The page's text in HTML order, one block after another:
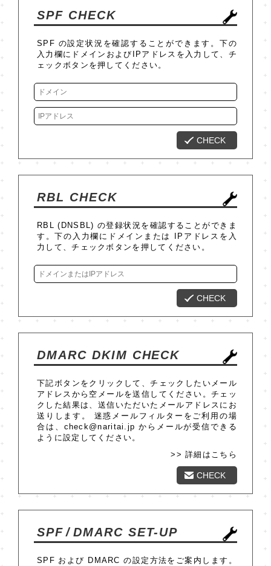
SPF CHECK
SPF の設定状況を確認することができます。下の
入力欄にドメインおよびIPアドレスを入力して、チ
ェックボタンを押してください。
CHECK
RBL CHECK
RBL (DNSBL) の登録状況を確認することができま
す。下の入力欄にドメインまたは IPアドレスを入
力して、チェックボタンを押してください。
CHECK
DMARC DKIM CHECK
下記ボタンをクリックして、チェックしたいメール
アドレスから空メールを送信してください。チェッ
クした結果は、送信いただいたメールアドレスにお
送りします。 迷惑メールフィルターをご利用の場
合は、check@naritai.jp からメールが受信できる
ように設定してください。
>> 詳細はこちら
CHECK
SPF /DMARC SET-UP
SPF および DMARC の設定方法をご案内します。